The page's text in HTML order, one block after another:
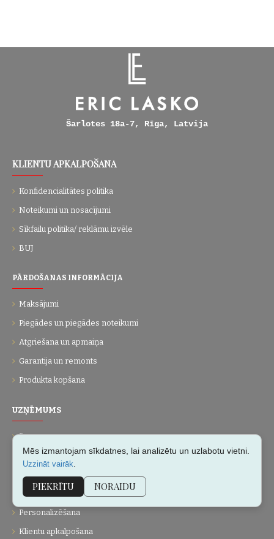
Šarlotes 18a-7, Rīga, Latvija
KLIENTU APKALPOŠANA
Konfidencialitātes politika
Noteikumi un nosacījumi
Sīkfailu politika/ reklāmu izvēle
BUJ
PĀRDOŠANAS INFORMĀCIJA
Maksājumi
Piegādes un piegādes noteikumi
Atgriešana un apmaiņa
Garantija un remonts
Produkta kopšana
UZŅĒMUMS
Par mums
Kontakti
Dāvanu kartes
Personalizēšana
Klientu apkalpošana
Mēs izmantojam sīkdatnes, lai analizētu un uzlabotu vietni.
Uzzināt vairāk
PIEKRĪTU NORAIDU